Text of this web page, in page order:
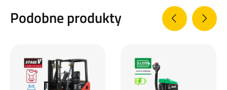
Podobne produkty